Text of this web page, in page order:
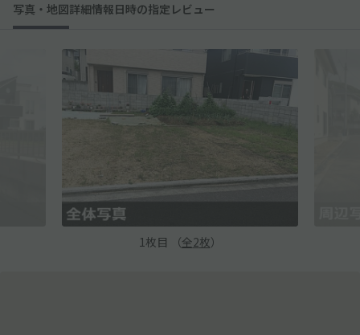
写真・地図詳細情報日時の指定 レビュー
1 枚目 （全2枚）